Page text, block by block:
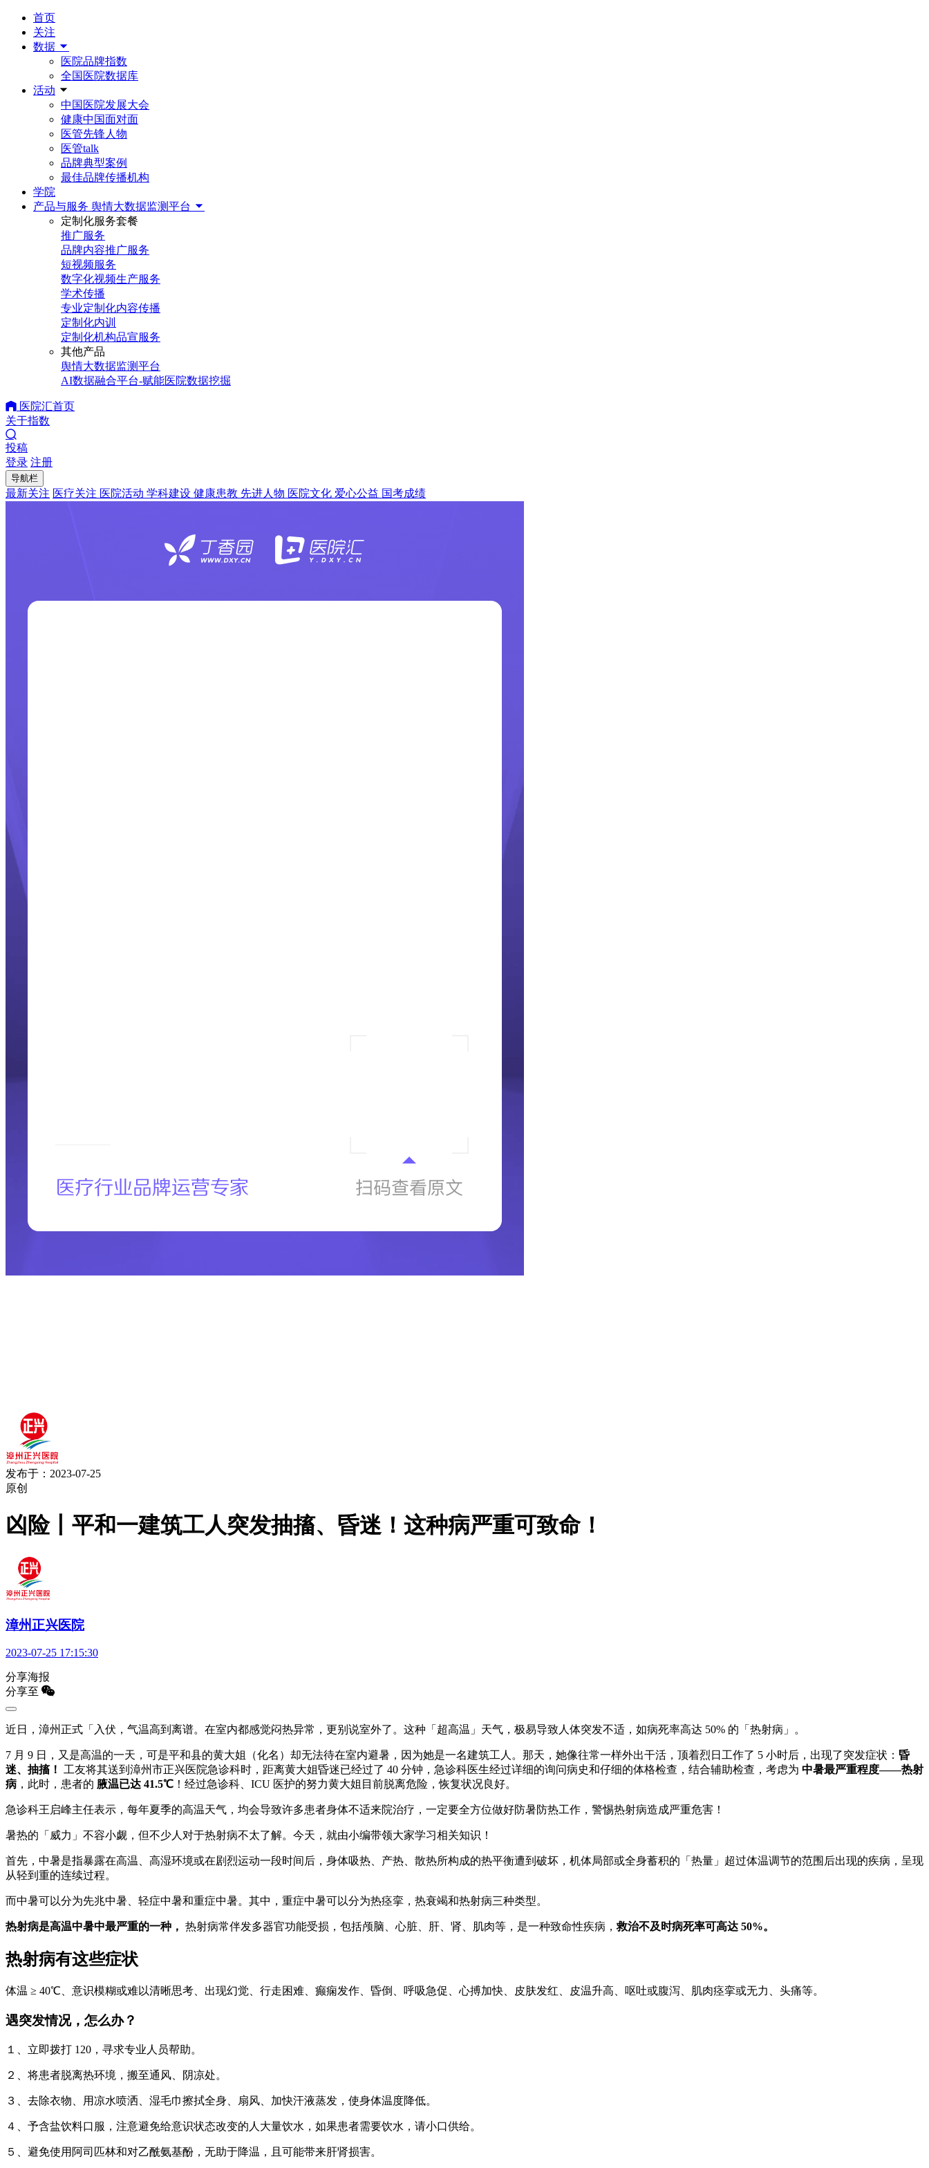
首页
关注
数据
医院品牌指数
全国医院数据库
活动
中国医院发展大会
健康中国面对面
医管先锋人物
医管talk
品牌典型案例
最佳品牌传播机构
学院
产品与服务 舆情大数据监测平台
定制化服务套餐
推广服务
品牌内容推广服务
短视频服务
数字化视频生产服务
学术传播
专业定制化内容传播
定制化内训
定制化机构品宣服务
其他产品
舆情大数据监测平台
AI数据融合平台-赋能医院数据挖掘
医院汇首页
关于指数
投稿
登录 注册
导航栏
最新关注 医疗关注 医院活动 学科建设 健康患教 先进人物 医院文化 爱心公益 国考成绩
发布于：2023-07-25
原创
凶险丨平和一建筑工人突发抽搐、昏迷！这种病严重可致命！
漳州正兴医院
2023-07-25 17:15:30
分享海报
分享至
近日，漳州正式「入伏，气温高到离谱。在室内都感觉闷热异常，更别说室外了。这种「超高温」天气，极易导致人体突发不适，如病死率高达 50% 的「热射病」。
7 月 9 日，又是高温的一天，可是平和县的黄大姐（化名）却无法待在室内避暑，因为她是一名建筑工人。那天，她像往常一样外出干活，顶着烈日工作了 5 小时后，出现了突发症状： 昏
迷、抽搐！
工友将其送到漳州市正兴医院急诊科时，距离黄大姐昏迷已经过了 40 分钟，急诊科医生经过详细的询问病史和仔细的体格检查，结合辅助检查，考虑为 中暑最严重程度——热射
病 ，此时，患者的 腋温已达 41.5℃ ！经过急诊科、 ICU 医护的努力黄大姐目前脱离危险，恢复状况良好。
急诊科王启峰主任表示，每年夏季的高温天气，均会导致许多患者身体不适来院治疗，一定要全方位做好防暑防热工作，警惕热射病造成严重危害！
暑热的「威力」不容小觑，但不少人对于热射病不太了解。今天，就由小编带领大家学习相关知识！
首先，中暑是指暴露在高温、高湿环境或在剧烈运动一段时间后，身体吸热、产热、散热所构成的热平衡遭到破坏，机体局部或全身蓄积的「热量」超过体温调节的范围后出现的疾病，呈现
从轻到重的连续过程。
而中暑可以分为先兆中暑、轻症中暑和重症中暑。其中，重症中暑可以分为热痉挛，热衰竭和热射病三种类型。
热射病是高温中暑中最严重的一种， 热射病常伴发多器官功能受损，包括颅脑、心脏、肝、肾、肌肉等，是一种致命性疾病，救治不及时病死率可高达 50%。
热射病有这些症状
体温 ≥ 40℃、意识模糊或难以清晰思考、出现幻觉、行走困难、癫痫发作、昏倒、呼吸急促、心搏加快、皮肤发红、皮温升高、呕吐或腹泻、肌肉痉挛或无力、头痛等。
遇突发情况，怎么办？
１、立即拨打 120，寻求专业人员帮助。
２、将患者脱离热环境，搬至通风、阴凉处。
３、去除衣物、用凉水喷洒、湿毛巾擦拭全身、扇风、加快汗液蒸发，使身体温度降低。
４、予含盐饮料口服，注意避免给意识状态改变的人大量饮水，如果患者需要饮水，请小口供给。
５、避免使用阿司匹林和对乙酰氨基酚，无助于降温，且可能带来肝肾损害。